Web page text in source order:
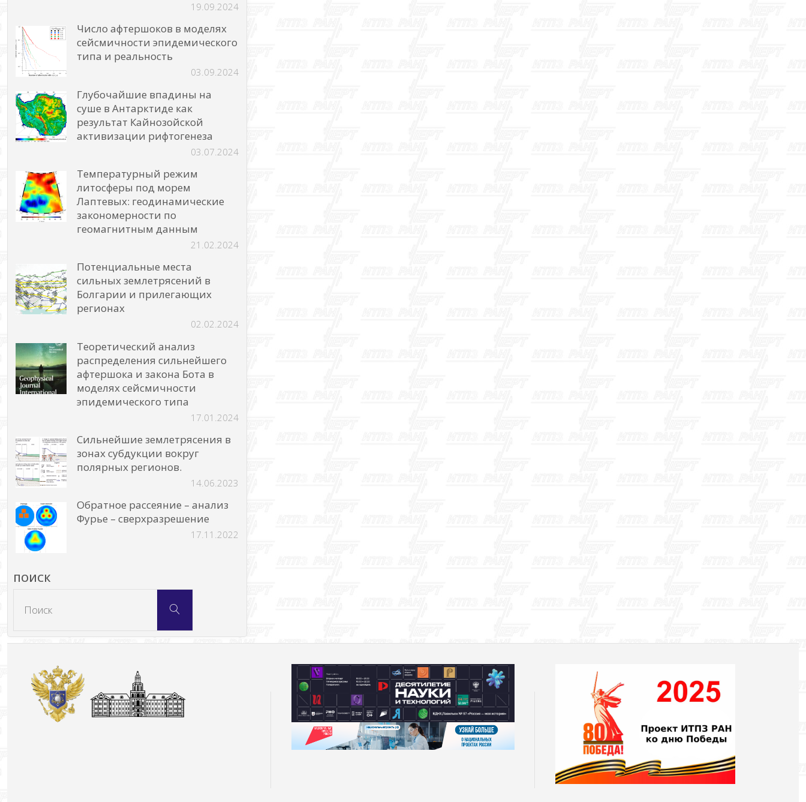
19.09.2024
Число афтершоков в моделях
сейсмичности эпидемического
типа и реальность
03.09.2024
Глубочайшие впадины на
суше в Антарктиде как
результат Кайнозойской
активизации рифтогенеза
03.07.2024
Температурный режим
литосферы под морем
Лаптевых: геодинамические
закономерности по
геомагнитным данным
21.02.2024
Потенциальные места
сильных землетрясений в
Болгарии и прилегающих
регионах
02.02.2024
Теоретический анализ
распределения сильнейшего
афтершока и закона Бота в
моделях сейсмичности
эпидемического типа
17.01.2024
Сильнейшие землетрясения в
зонах субдукции вокруг
полярных регионов.
14.06.2023
Обратное рассеяние – анализ
Фурье – сверхразрешение
17.11.2022
ПОИСК
Поиск